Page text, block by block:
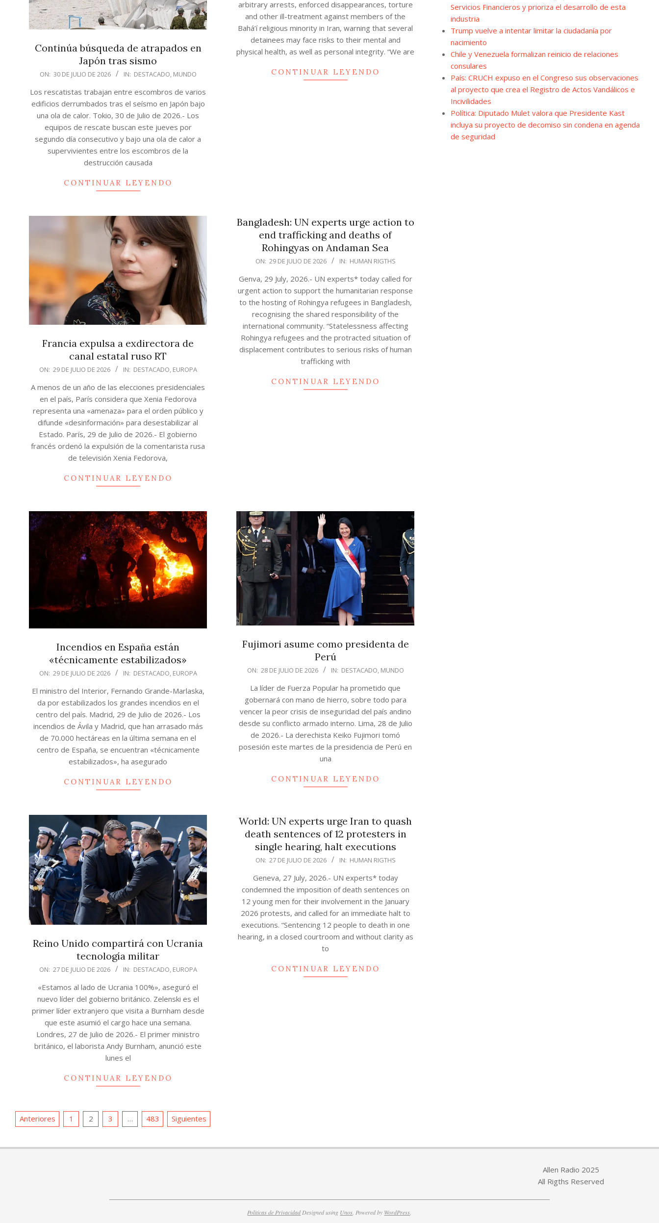
Continúa búsqueda de atrapados en
Japón tras sismo
2026-
30
ON: 30 DE JULIO DE 2026 IN: DESTACADO, MUNDO
Los rescatistas trabajan entre escombros de varios
edificios derrumbados tras el seísmo en Japón bajo
una ola de calor. Tokio, 30 de Julio de 2026.- Los
equipos de rescate buscan este jueves por
segundo día consecutivo y bajo una ola de calor a
supervivientes entre los escombros de la
destrucción causada
CONTINUAR LEYENDO
arbitrary arrests, enforced disappearances, torture
and other ill-treatment against members of the
Bahá’í religious minority in Iran, warning that several
detainees may face risks to their mental and
physical health, as well as personal integrity. “We are
CONTINUAR LEYENDO
Francia expulsa a exdirectora de
canal estatal ruso RT
2026-
29
ON: 29 DE JULIO DE 2026 IN: DESTACADO, EUROPA
A menos de un año de las elecciones presidenciales
en el país, París considera que Xenia Fedorova
representa una «amenaza» para el orden público y
difunde «desinformación» para desestabilizar al
Estado. París, 29 de Julio de 2026.- El gobierno
francés ordenó la expulsión de la comentarista rusa
de televisión Xenia Fedorova,
CONTINUAR LEYENDO
Bangladesh: UN experts urge action to
end trafficking and deaths of
Rohingyas on Andaman Sea
2026-
29
ON: 29 DE JULIO DE 2026 IN: HUMAN RIGTHS
Genva, 29 July, 2026.- UN experts* today called for
urgent action to support the humanitarian response
to the hosting of Rohingya refugees in Bangladesh,
recognising the shared responsibility of the
international community. “Statelessness affecting
Rohingya refugees and the protracted situation of
displacement contributes to serious risks of human
trafficking with
CONTINUAR LEYENDO
Incendios en España están
«técnicamente estabilizados»
2026-
29
ON: 29 DE JULIO DE 2026 IN: DESTACADO, EUROPA
El ministro del Interior, Fernando Grande-Marlaska,
da por estabilizados los grandes incendios en el
centro del país. Madrid, 29 de Julio de 2026.- Los
incendios de Ávila y Madrid, que han arrasado más
de 70.000 hectáreas en la última semana en el
centro de España, se encuentran «técnicamente
estabilizados», ha asegurado
CONTINUAR LEYENDO
Fujimori asume como presidenta de
Perú
2026-
ON: 28 DE JULIO DE 2026 IN: DESTACADO, MUNDO
La líder de Fuerza Popular ha prometido que
gobernará con mano de hierro, sobre todo para
vencer la peor crisis de inseguridad del país andino
desde su conflicto armado interno. Lima, 28 de Julio
de 2026.- La derechista Keiko Fujimori tomó
posesión este martes de la presidencia de Perú en
una
CONTINUAR LEYENDO
Reino Unido compartirá con Ucrania
tecnología militar
2026-
ON: 27 DE JULIO DE 2026 IN: DESTACADO, EUROPA
«Estamos al lado de Ucrania 100%», aseguró el
nuevo líder del gobierno británico. Zelenski es el
primer líder extranjero que visita a Burnham desde
que este asumió el cargo hace una semana.
Londres, 27 de Julio de 2026.- El primer ministro
británico, el laborista Andy Burnham, anunció este
lunes el
CONTINUAR LEYENDO
World: UN experts urge Iran to quash
death sentences of 12 protesters in
single hearing, halt executions
2026-ON: 27 DE JULIO DE 2026 IN: HUMAN RIGTHS
Geneva, 27 July, 2026.- UN experts* today
condemned the imposition of death sentences on
12 young men for their involvement in the January
2026 protests, and called for an immediate halt to
executions. “Sentencing 12 people to death in one
hearing, in a closed courtroom and without clarity as
to
CONTINUAR LEYENDO
Paginación
entradas
Anteriores 1 2 3 … 483 Siguientes
Servicios Financieros y prioriza el desarrollo de esta
industria
Trump vuelve a intentar limitar la ciudadanía por
nacimiento
Chile y Venezuela formalizan reinicio de relaciones
consulares
País: CRUCH expuso en el Congreso sus observaciones
al proyecto que crea el Registro de Actos Vandálicos e
Incivilidades
Política: Diputado Mulet valora que Presidente Kast
incluya su proyecto de decomiso sin condena en agenda
de seguridad
Allen Radio 2025
All Rigths Reserved
Politicas de Privacidad Designed using Unos . Powered by WordPress